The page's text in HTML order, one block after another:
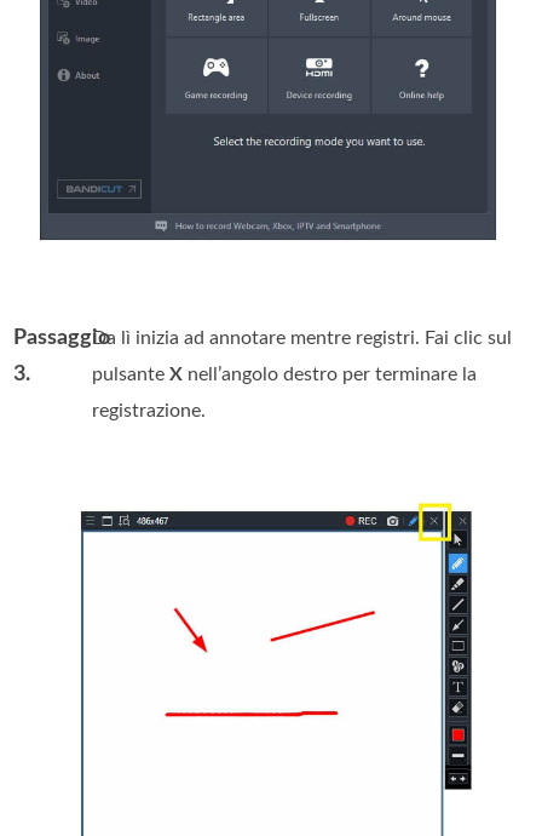
Passaggio
3.
Da lì inizia ad annotare mentre registri. Fai clic sul
pulsanteX nell’angolo destro per terminare la
registrazione.